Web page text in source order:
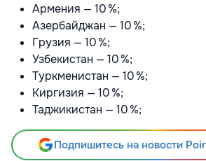
Армения — 10 %;
Азербайджан — 10 %;
Грузия — 10 %;
Узбекистан — 10 %;
Туркменистан — 10 %;
Киргизия — 10 %;
Таджикистан — 10 %;
Подпишитесь на новости